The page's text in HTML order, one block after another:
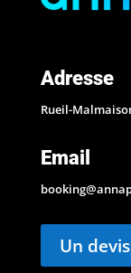
Adresse
Rueil-
Email
Un